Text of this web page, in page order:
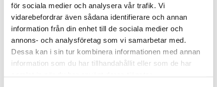
för sociala medier och analysera vår trafik. Vi
vidarebefordrar även sådana identifierare och annan
information från din enhet till de sociala medier och
annons- och analysföretag som vi samarbetar med.
Dessa kan i sin tur kombinera informationen med annan
information som du har tillhandahållit eller som de har
hinner med både kundkontakt och administrativt arbete. Till din
hjälp har du avstämningar med en area manager, och under
introduktionen tar du del av vilka rutiner som du behöver ha koll
på.
Våra förväntningar